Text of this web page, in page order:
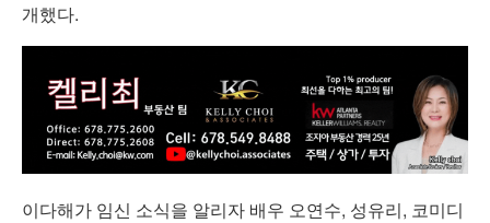
개했다.
이다해가 임신 소식을 알리자 배우 오연수, 성유리, 코미디